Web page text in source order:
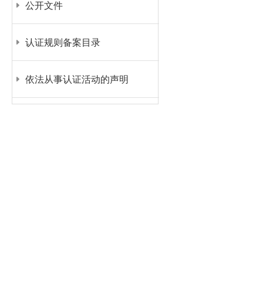
公开文件
认证规则备案目录
依法从事认证活动的声明